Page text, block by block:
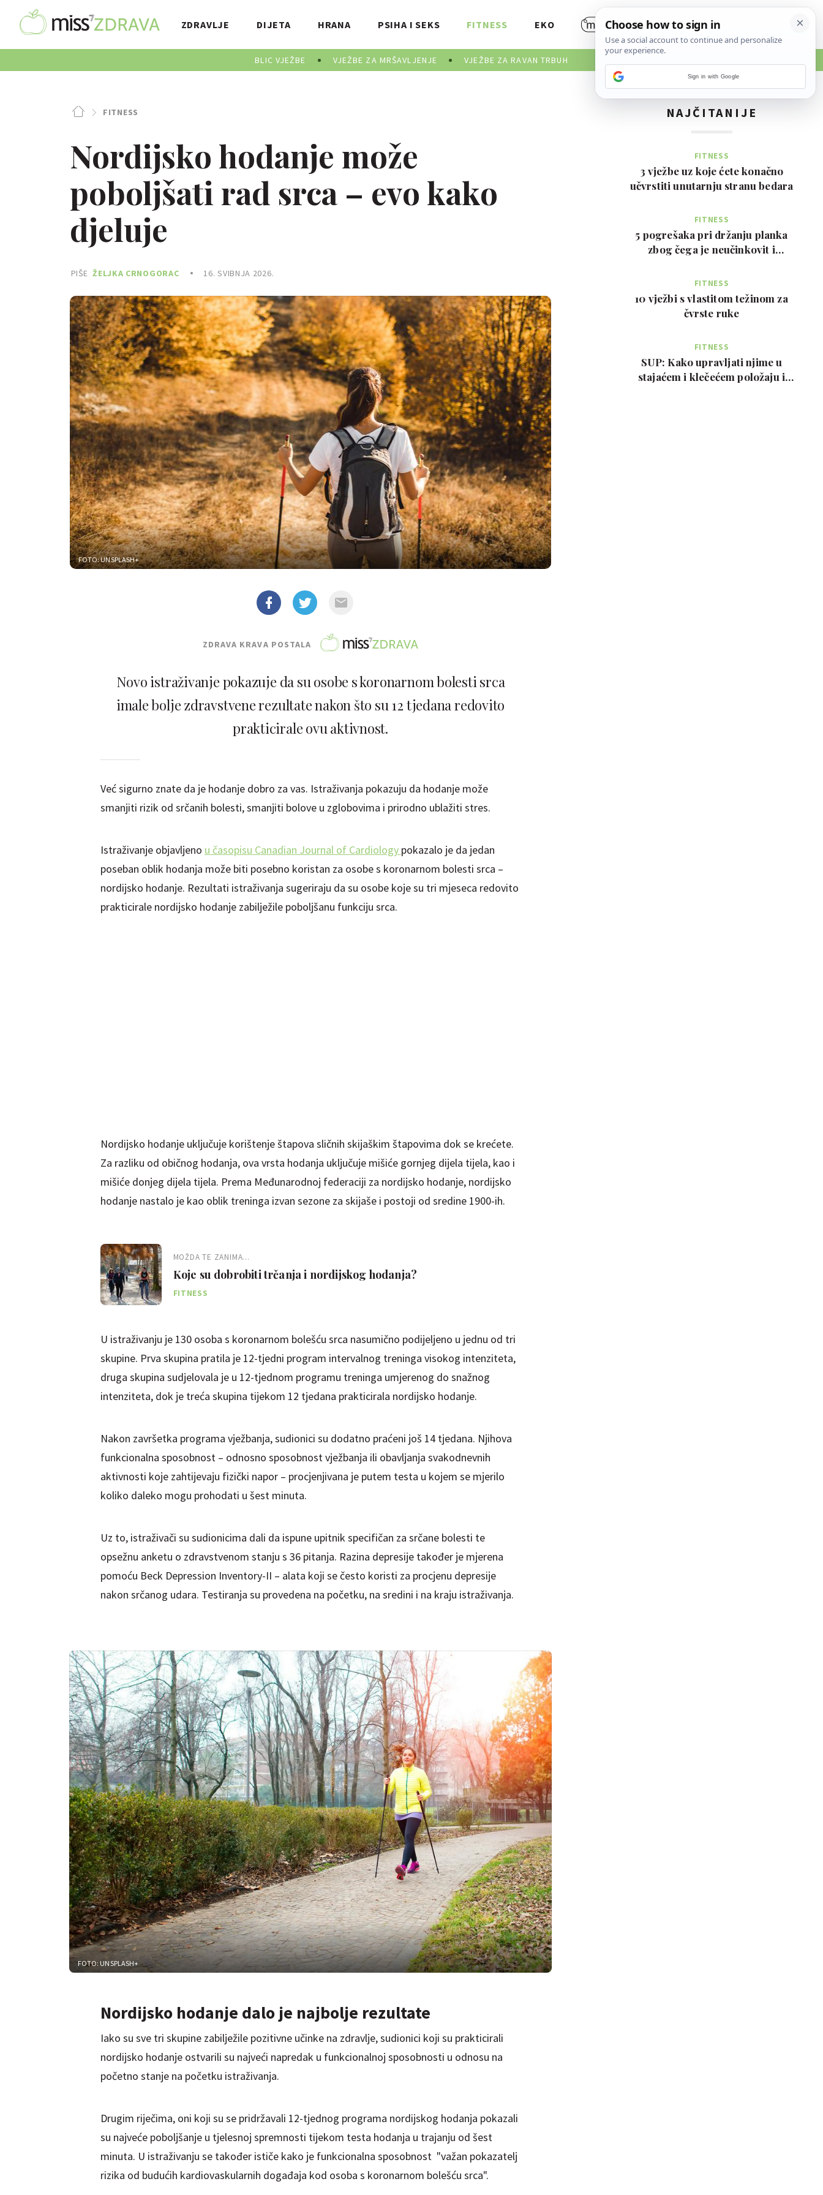
ZDRAVLJE DIJETA HRANA PSIHA I SEKS FITNESS
BLIC VJEŽBE VJEŽBE ZA MRŠAVLJENJE VJEŽBE ZA RAVAN TRBUH
EKO
FITNESS
Nordijsko hodanje može
poboljšati rad srca – evo kako
djeluje
PIŠE ŽELJKA CRNOGORAC 16. SVIBNJA 2026.
FOTO: UNSPLASH+
ZDRAVA KRAVA POSTALA
Novo istraživanje pokazuje da su osobe s koronarnom bolesti srca
imale bolje zdravstvene rezultate nakon što su 12 tjedana redovito
prakticirale ovu aktivnost.
Već sigurno znate da je hodanje dobro za vas. Istraživanja pokazuju da hodanje može
smanjiti rizik od srčanih bolesti, smanjiti bolove u zglobovima i prirodno ublažiti stres.
Istraživanje objavljeno u časopisu Canadian Journal of Cardiology pokazalo je da jedan
poseban oblik hodanja može biti posebno koristan za osobe s koronarnom bolesti srca –
nordijsko hodanje. Rezultati istraživanja sugeriraju da su osobe koje su tri mjeseca redovito
prakticirale nordijsko hodanje zabilježile poboljšanu funkciju srca.
Nordijsko hodanje uključuje korištenje štapova sličnih skijaškim štapovima dok se krećete.
Za razliku od običnog hodanja, ova vrsta hodanja uključuje mišiće gornjeg dijela tijela, kao i
mišiće donjeg dijela tijela. Prema Međunarodnoj federaciji za nordijsko hodanje, nordijsko
hodanje nastalo je kao oblik treninga izvan sezone za skijaše i postoji od sredine 1900-ih.
MOŽDA TE ZANIMA...
Koje su dobrobiti trčanja i nordijskog hodanja?
FITNESS
U istraživanju je 130 osoba s koronarnom bolešću srca nasumično podijeljeno u jednu od tri
skupine. Prva skupina pratila je 12-tjedni program intervalnog treninga visokog intenziteta,
druga skupina sudjelovala je u 12-tjednom programu treninga umjerenog do snažnog
intenziteta, dok je treća skupina tijekom 12 tjedana prakticirala nordijsko hodanje.
Nakon završetka programa vježbanja, sudionici su dodatno praćeni još 14 tjedana. Njihova
funkcionalna sposobnost – odnosno sposobnost vježbanja ili obavljanja svakodnevnih
aktivnosti koje zahtijevaju fizički napor – procjenjivana je putem testa u kojem se mjerilo
koliko daleko mogu prohodati u šest minuta.
Uz to, istraživači su sudionicima dali da ispune upitnik specifičan za srčane bolesti te
opsežnu anketu o zdravstvenom stanju s 36 pitanja. Razina depresije također je mjerena
pomoću Beck Depression Inventory-II – alata koji se često koristi za procjenu depresije
nakon srčanog udara. Testiranja su provedena na početku, na sredini i na kraju istraživanja.
FOTO: UNSPLASH+
Nordijsko hodanje dalo je najbolje rezultate
Iako su sve tri skupine zabilježile pozitivne učinke na zdravlje, sudionici koji su prakticirali
nordijsko hodanje ostvarili su najveći napredak u funkcionalnoj sposobnosti u odnosu na
početno stanje na početku istraživanja.
Drugim riječima, oni koji su se pridržavali 12-tjednog programa nordijskog hodanja pokazali
su najveće poboljšanje u tjelesnoj spremnosti tijekom testa hodanja u trajanju od šest
minuta. U istraživanju se također ističe kako je funkcionalna sposobnost "važan pokazatelj
rizika od budućih kardiovaskularnih događaja kod osoba s koronarnom bolešću srca".
NAJČITANIJE
FITNESS
3 vježbe uz koje ćete konačno
učvrstiti unutarnju stranu bedara
FITNESS
5 pogrešaka pri držanju planka
zbog čega je neučinkovit i
FITNESS
10 vježbi s vlastitom težinom za
čvrste ruke
FITNESS
SUP: Kako upravljati njime u
stajaćem i klečećem položaju i
Sign in with Google